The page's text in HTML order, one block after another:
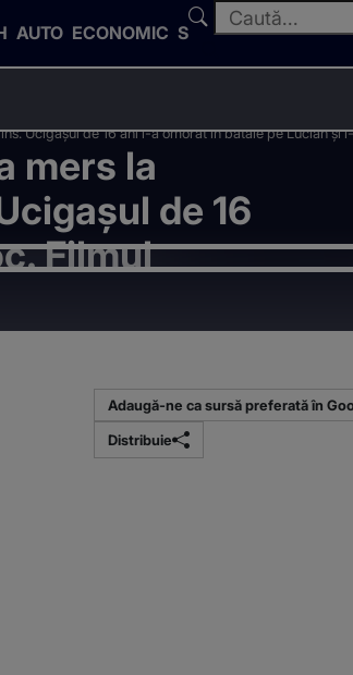
AUTO ECONOMIC SPORT
Ucigașul de 16 ani l-a omorât în bătaie pe Lucian și
mers la
de 16
Filmul
Adaugă-ne ca sursă preferată în
Distribuie